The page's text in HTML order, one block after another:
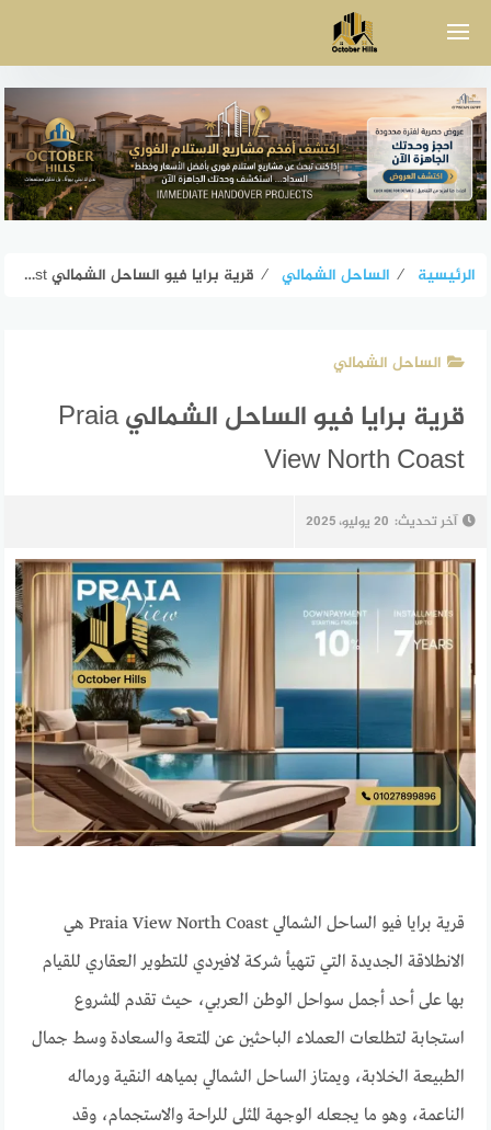
الرئيسية ⁄ الساحل الشمالي ⁄ قرية برايا فيو الساحل الشمالي Praia View North Coast
الساحل الشمالي
قرية برايا فيو الساحل الشمالي Praia
View North Coast
آخر تحديث: 20 يوليو، 2025
قرية برايا فيو الساحل الشمالي Praia View North Coast هي
الانطلاقة الجديدة التي تتهيأ شركة لافيردي للتطوير العقاري للقيام
بها على أحد أجمل سواحل الوطن العربي، حيث تقدم المشروع
استجابة لتطلعات العملاء الباحثين عن المتعة والسعادة وسط جمال
الطبيعة الخلابة، ويمتاز الساحل الشمالي بمياهه النقية ورماله
الناعمة، وهو ما يجعله الوجهة المثلى للراحة والاستجمام، وقد